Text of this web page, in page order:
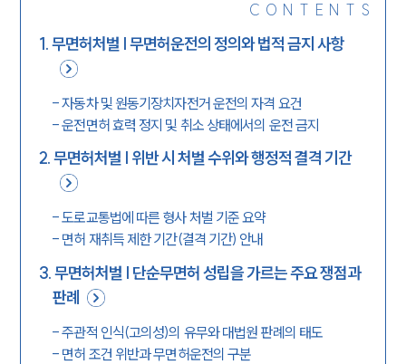
CONTENTS
1.무면허처벌 | 무면허운전의 정의와 법적 금지 사항
-자동차 및 원동기장치자전거 운전의 자격 요건
-운전면허 효력 정지 및 취소 상태에서의 운전 금지
2.무면허처벌 | 위반 시 처벌 수위와 행정적 결격 기간
-도로교통법에 따른 형사 처벌 기준 요약
- 면허 재취득 제한 기간(결격 기간) 안내
3.무면허처벌 | 단순무면허 성립을 가르는 주요 쟁점과
판례
-주관적 인식(고의성)의 유무와 대법원 판례의 태도
- 면허 조건 위반과 무면허운전의 구분